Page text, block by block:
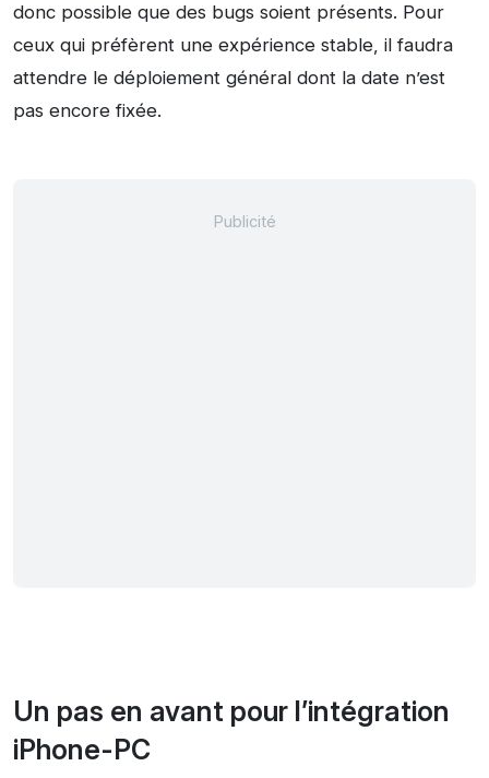
donc possible que des bugs soient présents. Pour
ceux qui préfèrent une expérience stable, il faudra
attendre le déploiement général dont la date n’est
pas encore fixée.
Un pas en avant pour l’intégration
iPhone-PC